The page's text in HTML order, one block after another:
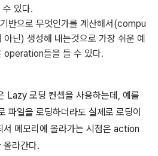
수 있다.
반으로 무엇인가를 계산해서(compu
닌) 생성해 내는것으로 가장 쉬운 예
들을 들 수 있다.
Lazy 로딩 컨셉을 사용하는데, 예를
일을 로딩하더라도 실제로 로딩이
서 메모리에 올라가는 시점은 action
올라간다.